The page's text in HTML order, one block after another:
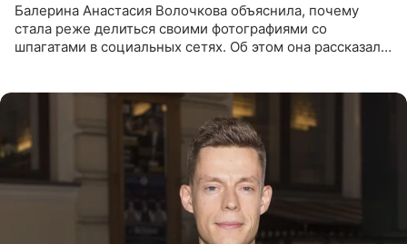
Балерина Анастасия Волочкова объяснила, почему
стала реже делиться своими фотографиями со
шпагатами в социальных сетях. Об этом она рассказала